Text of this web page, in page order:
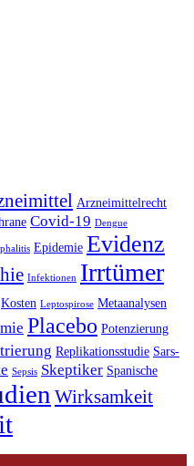
Arzneimittelrecht
Covid-19 Dengue
Epidemie Evidenz
Infektionen Irrtümer
Kosten Leptospirose Metaanalysen
Placebo Potenzierung
Replikationsstudie Sars-
Sepsis Skeptiker Spanische
Wirksamkeit